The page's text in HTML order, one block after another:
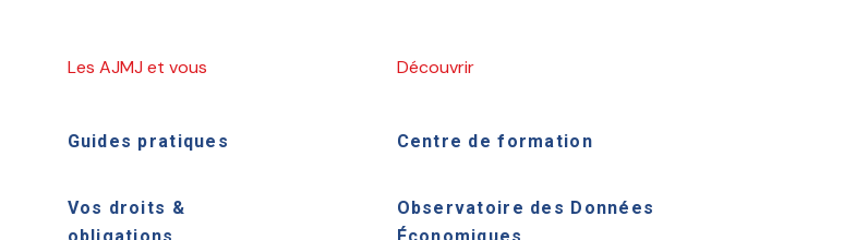
Les AJMJ et vous
Guides pratiques
Vos droits &
Découvrir
Centre de formation
Observatoire des Données